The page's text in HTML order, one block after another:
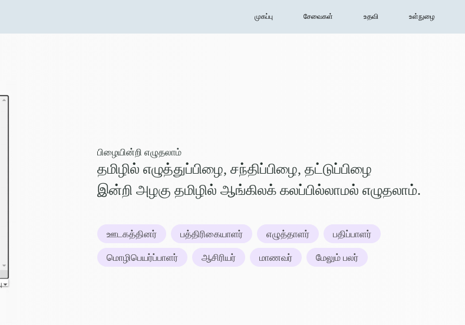
முகப்பு சேவைகள் உதவி உள்நுழை
பிழையின்றி எழுதலாம்
தமிழில் எழுத்துப்பிழை, சந்திப்பிழை, தட்டுப்பிழை
இன்றி அழகு தமிழில் ஆங்கிலக் கலப்பில்லாமல் எழுதலாம்.
ஊடகத்தினர் பத்திரிகையாளர் எழுத்தாளர் பதிப்பாளர்
மொழிபெயர்ப்பாளர் ஆசிரியர் மாணவர் மேலும் பலர்